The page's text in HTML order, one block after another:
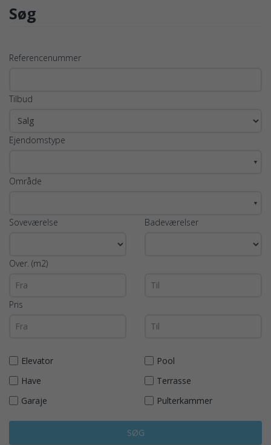
Søg
Referencenummer
Tilbud
Ejendomstype
▼
Område
▼
Soveværelse Badeværelser
Over. (m2)
Pris
Elevator
Pool
Have
Terrasse
Garaje
Pulterkammer
SØG